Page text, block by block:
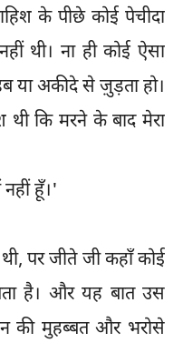
के पीछे कोई पेचीदा
थी। ना ही कोई ऐसा
या अकीदे से ज़ुड़ता हो।
थी कि मरने के बाद मेरा
हूँ।'
पर जीते जी कहाँ कोई
है। और यह बात उस
की मुहब्बत और भरोसे